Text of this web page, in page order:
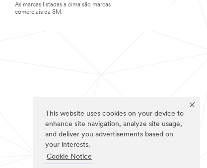
This website uses cookies on your device to
enhance site navigation, analyze site usage,
and deliver you advertisements based on
your interests.
Cookie Notice
As marcas listadas a cima são marcas
comerciais da 3M.